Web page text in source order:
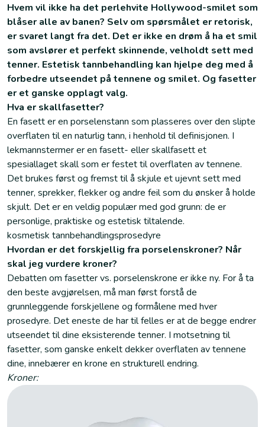
Hvem vil ikke ha det perlehvite Hollywood-smilet som
blåser alle av banen? Selv om spørsmålet er retorisk,
er svaret langt fra det. Det er ikke en drøm å ha et smil
som avslører et perfekt skinnende, velholdt sett med
tenner. Estetisk tannbehandling kan hjelpe deg med å
forbedre utseendet på tennene og smilet. Og fasetter
er et ganske opplagt valg.
Hva er skallfasetter?
En fasett er en porselenstann som plasseres over den slipte
overflaten til en naturlig tann, i henhold til definisjonen. I
lekmannstermer er en fasett- eller skallfasett et
spesiallaget skall som er festet til overflaten av tennene.
Det brukes først og fremst til å skjule et ujevnt sett med
tenner, sprekker, flekker og andre feil som du ønsker å holde
skjult. Det er en veldig populær med god grunn: de er
personlige, praktiske og estetisk tiltalende.
kosmetisk tannbehandlingsprosedyre
Hvordan er det forskjellig fra porselenskroner? Når
skal jeg vurdere kroner?
Debatten om fasetter vs. porselenskrone er ikke ny. For å ta
den beste avgjørelsen, må man først forstå de
grunnleggende forskjellene og formålene med hver
prosedyre. Det eneste de har til felles er at de begge endrer
utseendet til dine eksisterende tenner. I motsetning til
fasetter, som ganske enkelt dekker overflaten av tennene
dine, innebærer en krone en strukturell endring.
Kroner: